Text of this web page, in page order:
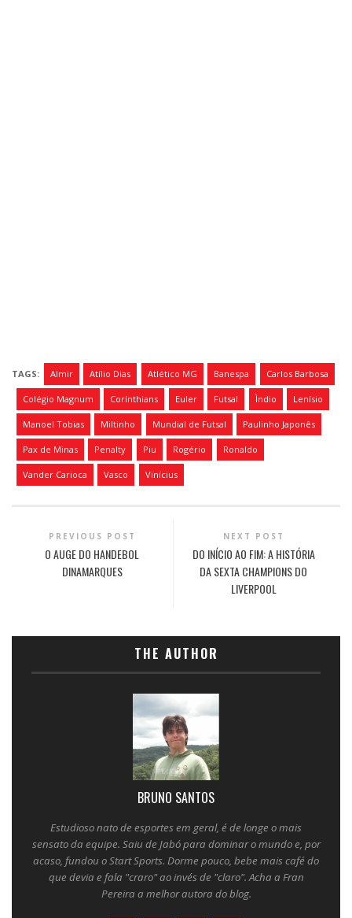
TAGS: Almir Atílio Dias Atlético MG Banespa Carlos Barbosa
Colégio Magnum Corínthians Euler Futsal Ìndio Lenísio
Manoel Tobias Miltinho Mundial de Futsal Paulinho Japonês
Pax de Minas Penalty Piu Rogério Ronaldo
Vander Carioca Vasco Vinícius
PREVIOUS POST
O AUGE DO HANDEBOL
DINAMARQUES
NEXT POST
DO INÍCIO AO FIM: A HISTÓRIA
DA SEXTA CHAMPIONS DO
LIVERPOOL
THE AUTHOR
BRUNO SANTOS
Estudioso nato de esportes em geral, é de longe o mais
sensato da equipe. Saiu de Jabó para dominar o mundo e, por
acaso, fundou o Start Sports. Dorme pouco, bebe mais café do
que devia e fala "craro" ao invés de "claro". Acha a Fran
Pereira a melhor autora do blog.